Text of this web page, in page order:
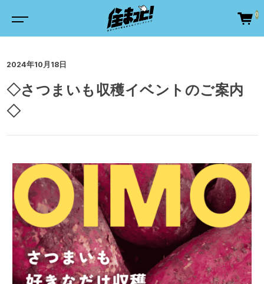
0
2024年10月18日
◇さつまいも収穫イベントのご案内
◇